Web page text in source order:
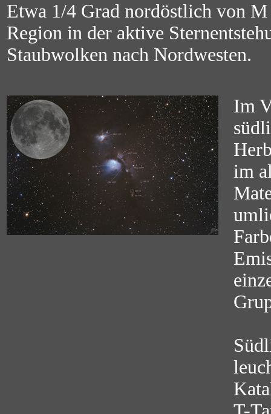
Etwa 1/4 Grad nordöstlich von
Region in der aktive
Staubwolken nach Nordwesten.
Im
im